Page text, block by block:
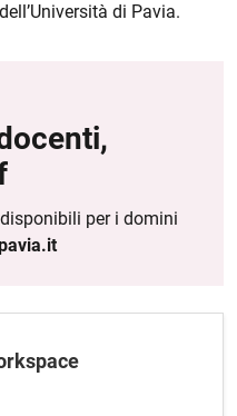
di Pavia.
per i domini